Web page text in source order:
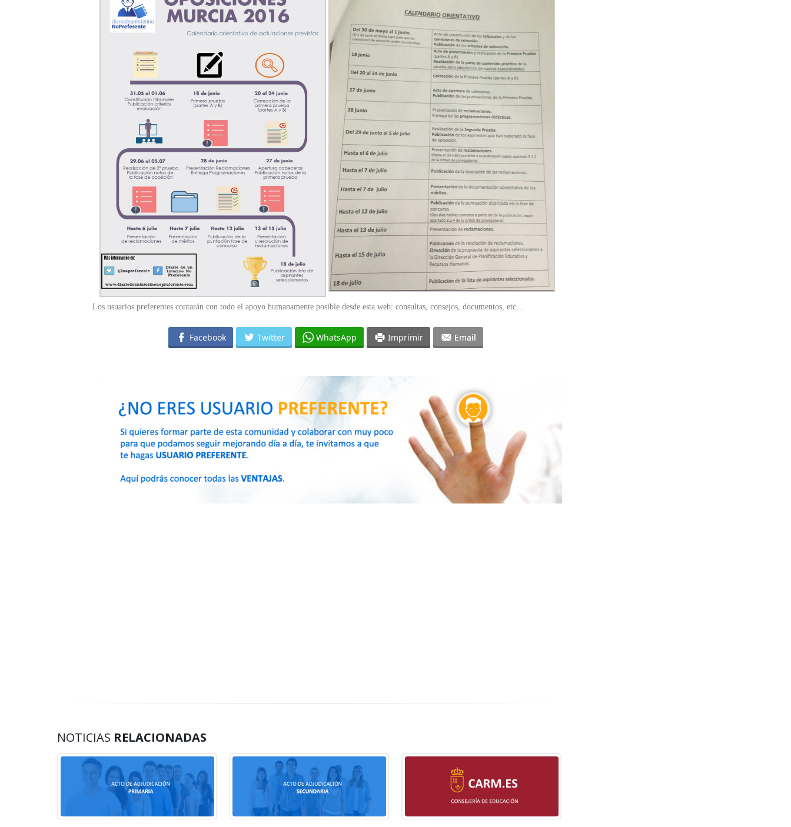
Los usuarios preferentes contarán con todo el apoyo humanamente posible desde esta web: consultas, consejos, documentos, etc…
Facebook Twitter WhatsApp Imprimir Email
NOTICIAS RELACIONADAS